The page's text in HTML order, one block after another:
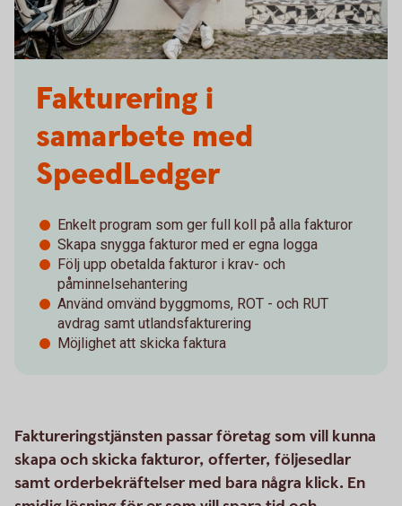
Fakturering i
samarbete med
SpeedLedger
Enkelt program som ger full koll på alla fakturor
Skapa snygga fakturor med er egna logga
Följ upp obetalda fakturor i krav- och
påminnelsehantering
Använd omvänd byggmoms, ROT - och RUT
avdrag samt utlandsfakturering
Möjlighet att skicka faktura
Faktureringstjänsten passar företag som vill kunna
skapa och skicka fakturor, offerter, följesedlar
samt orderbekräftelser med bara några klick. En